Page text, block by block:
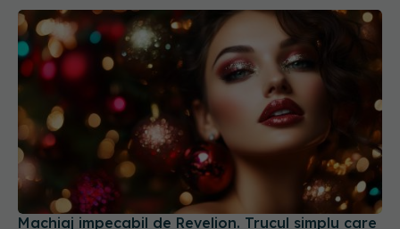
Machiaj impecabil de Revelion. Trucul simplu care
te va face să strălucești